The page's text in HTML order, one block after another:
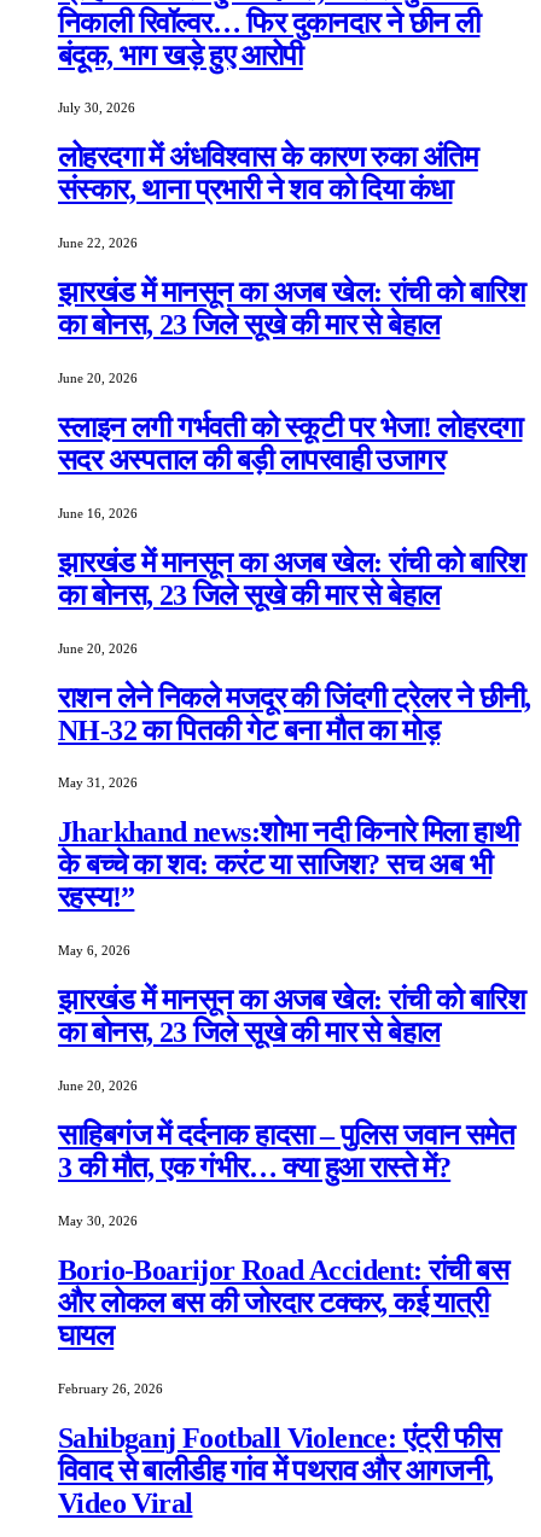
निकाली रिवॉल्वर… फिर दुकानदार ने छीन ली
बंदूक, भाग खड़े हुए आरोपी
July 30, 2026
लोहरदगा में अंधविश्वास के कारण रुका अंतिम
संस्कार, थाना प्रभारी ने शव को दिया कंधा
June 22, 2026
झारखंड में मानसून का अजब खेल: रांची को बारिश
का बोनस, 23 जिले सूखे की मार से बेहाल
June 20, 2026
स्लाइन लगी गर्भवती को स्कूटी पर भेजा! लोहरदगा
सदर अस्पताल की बड़ी लापरवाही उजागर
June 16, 2026
झारखंड में मानसून का अजब खेल: रांची को बारिश
का बोनस, 23 जिले सूखे की मार से बेहाल
June 20, 2026
राशन लेने निकले मजदूर की जिंदगी ट्रेलर ने छीनी,
NH-32 का पितकी गेट बना मौत का मोड़
May 31, 2026
Jharkhand news:शोभा नदी किनारे मिला हाथी
के बच्चे का शव: करंट या साजिश? सच अब भी
रहस्य!”
May 6, 2026
झारखंड में मानसून का अजब खेल: रांची को बारिश
का बोनस, 23 जिले सूखे की मार से बेहाल
June 20, 2026
साहिबगंज में दर्दनाक हादसा – पुलिस जवान समेत
3 की मौत, एक गंभीर… क्या हुआ रास्ते में?
May 30, 2026
Borio-Boarijor Road Accident: रांची बस
और लोकल बस की जोरदार टक्कर, कई यात्री
घायल
February 26, 2026
Sahibganj Football Violence: एंट्री फीस
विवाद से बालीडीह गांव में पथराव और आगजनी,
Video Viral